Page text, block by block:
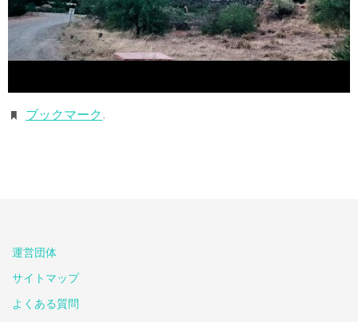
ブックマーク .
運営団体
サイトマップ
よくある質問